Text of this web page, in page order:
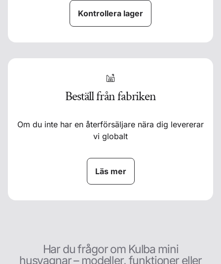
Kontrollera lager
Beställ från fabriken
Om du inte har en återförsäljare nära dig levererar
vi globalt
Läs mer
Har du frågor om Kulba mini
husvagnar – modeller, funktioner eller